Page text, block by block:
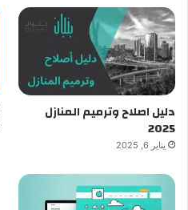
دليل اصلاح وترميم المنازل
2025
يناير 6, 2025